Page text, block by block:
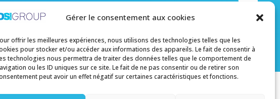
Gérer le consentement aux cookies
offrir les meilleures expériences, nous utilisons des technologies telles que les
pour stocker et/ou accéder aux informations des appareils. Le fait de consentir à
technologies nous permettra de traiter des données telles que le comportement de
ou les ID uniques sur ce site. Le fait de ne pas consentir ou de retirer son
peut avoir un effet négatif sur certaines caractéristiques et fonctions.
Carrière